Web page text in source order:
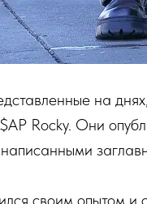
на
Rocky. Они
своим опытом и